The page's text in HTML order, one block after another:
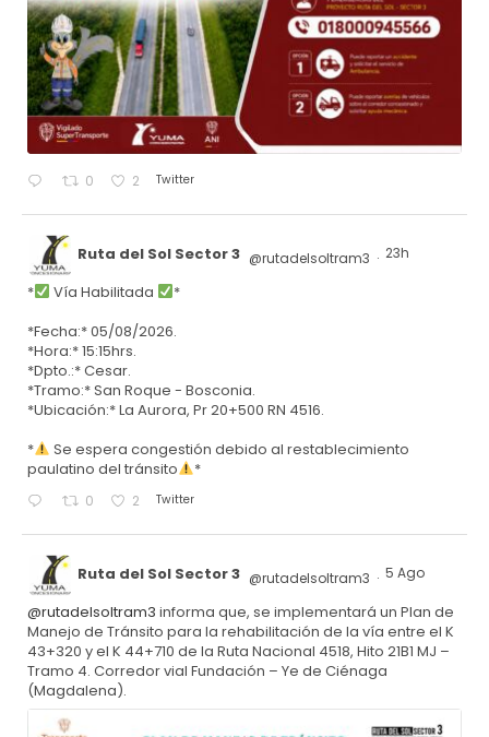
0 2 Twitter
Ruta del Sol Sector 3 @rutadelsoltram3 · 23h
* Vía Habilitada
*
*Fecha:* 05/08/2026.
*Hora:* 15:15hrs.
*Dpto.:* Cesar.
*Tramo:* San Roque - Bosconia.
*Ubicación:* La Aurora, Pr 20+500 RN 4516.
*
Se espera congestión debido al restablecimiento
paulatino del tránsito
*
0 2 Twitter
Ruta del Sol Sector 3 @rutadelsoltram3 · 5 Ago
@rutadelsoltram3 informa que, se implementará un Plan de
Manejo de Tránsito para la rehabilitación de la vía entre el K
43+320 y el K 44+710 de la Ruta Nacional 4518, Hito 21B1 MJ –
Tramo 4. Corredor vial Fundación – Ye de Ciénaga
(Magdalena).